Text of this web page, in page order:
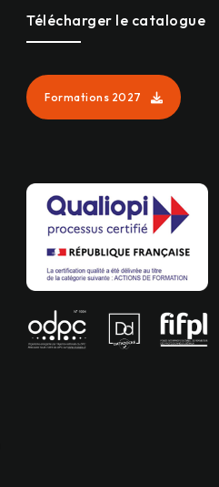
Télécharger le catalogue
Formations 2027